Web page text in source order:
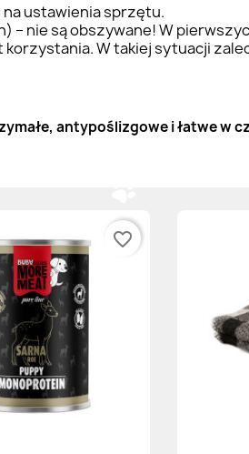
ustawienia sprzętu.
– nie są obszywane! W
korzystania. W takiej sytuacji
antypoślizgowe i łatwe w
favorite_border